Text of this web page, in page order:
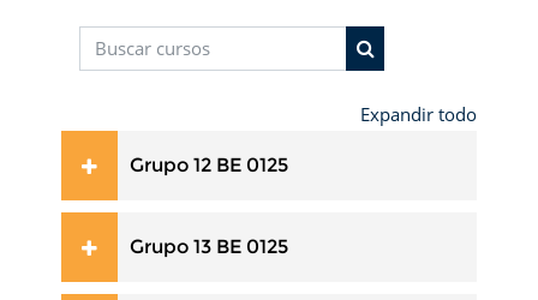
Buscar cursos
Buscar cursos
Expandir todo
Grupo 12 BE 0125
Grupo 13 BE 0125